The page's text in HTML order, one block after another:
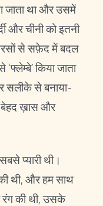
जाता था और उसमें
और चीनी को इतनी
से सफ़ेद में बदल
‘फ्लेम्बे’ किया जाता
सलीके से बनाया-
बेहद ख़ास और
प्यारी थी।
थी, और हम साथ
रंग की थी, उसके